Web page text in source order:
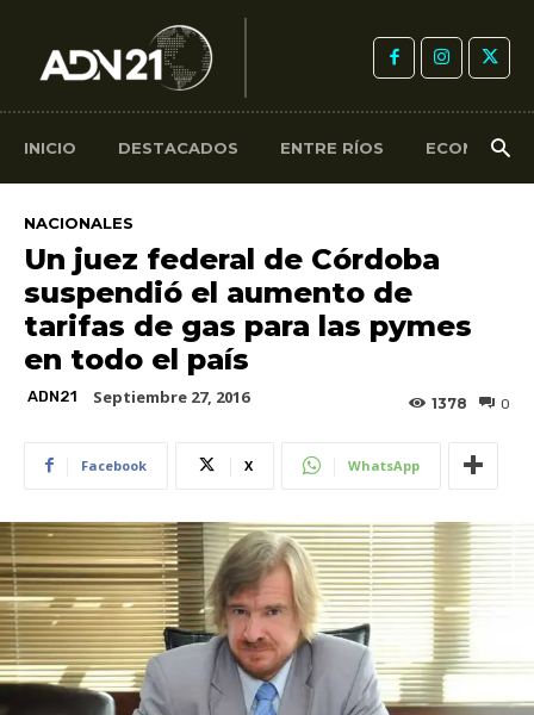
INICIO DESTACADOS ENTRE RÍOS ECONOMÍA
NACIONALES
Un juez federal de Córdoba
suspendió el aumento de
tarifas de gas para las pymes
en todo el país
ADN21 Septiembre 27, 2016 0
1378
Facebook X WhatsApp